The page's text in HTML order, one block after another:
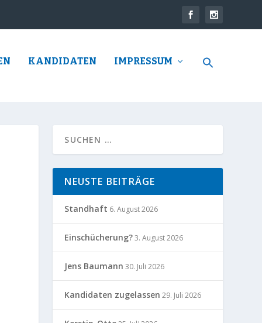
KANDIDATEN IMPRESSUM
NEUSTE BEITRÄGE
Standhaft 6. August 2026
Einschücherung?3. August 2026
Jens Baumann 30. Juli 2026
Kandidaten zugelassen 29. Juli 2026